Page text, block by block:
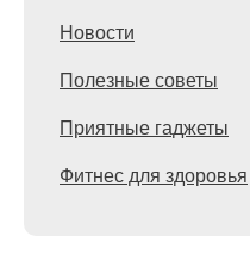
Новости
Полезные советы
Приятные гаджеты
Фитнес для здоровья